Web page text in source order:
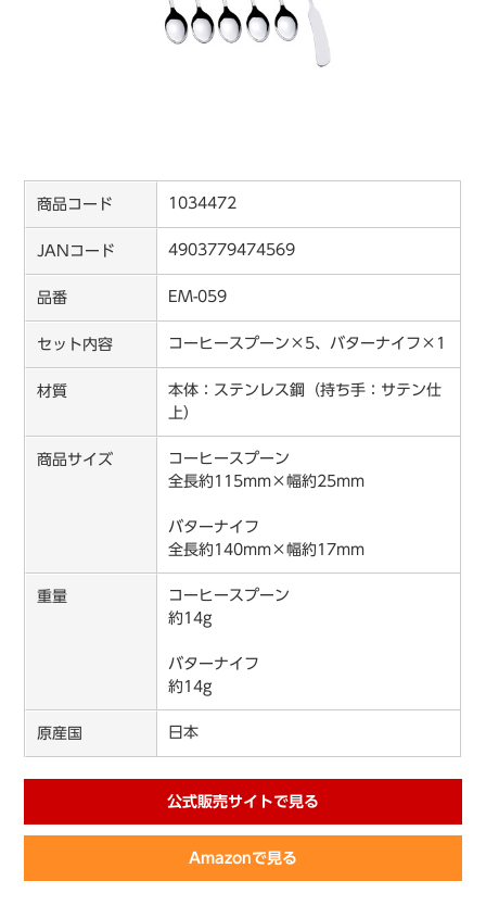
商品コード 1034472
JANコード 4903779474569
品番 EM-059
セット内容 コーヒースプーン×5、バターナイフ×1
材質
本体：ステンレス鋼（持ち手：サテン仕
上）
商品サイズ
コーヒースプーン
全長約115mm×幅約25mm
バターナイフ
全長約140mm×幅約17mm
重量
コーヒースプーン
約14g
バターナイフ
約14g
原産国 日本
公式販売サイトで見る
Amazonで見る